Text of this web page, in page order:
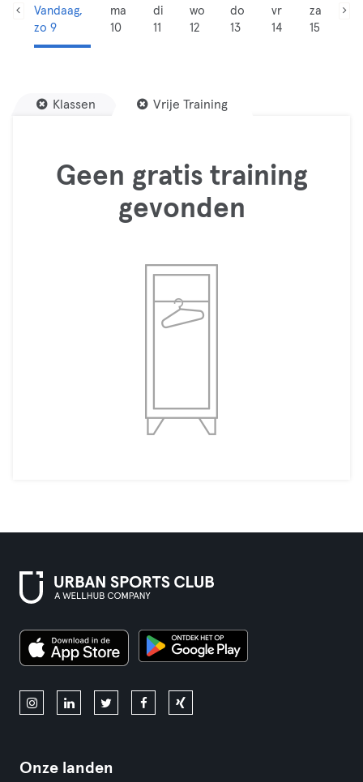
Vandaag,
zo 9
ma
10
di
11
wo
12
do
13
vr
14
za
15
Klassen Vrije Training
Geen gratis training
gevonden
Onze landen